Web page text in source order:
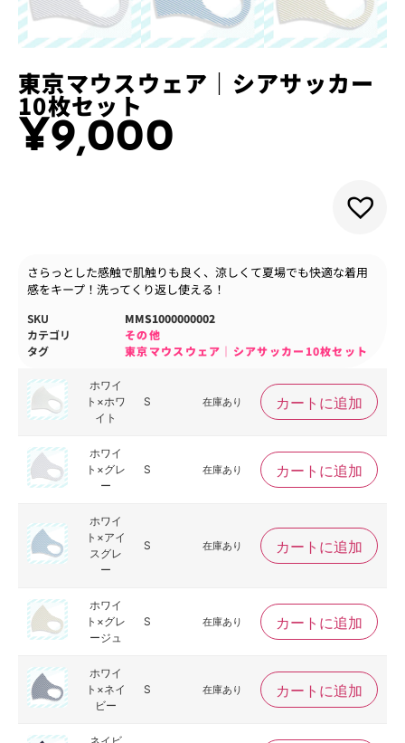
東京マウスウェア｜シアサッカー
10枚セット
¥9,000
さらっとした感触で肌触りも良く、涼しくて夏場でも快適な着用
感をキープ！洗ってくり返し使える！
SKU
MMS1000000002
カテゴリ
その他
タグ
東京マウスウェア｜シアサッカー10枚セット
ホワイ
ト×ホワ
イト
S 在庫あり カートに追加
ホワイ
ト×グレ
ー
S 在庫あり カートに追加
ホワイ
ト×アイ
スグレ
ー
S 在庫あり カートに追加
ホワイ
ト×グレ
ージュ
S 在庫あり カートに追加
ホワイ
ト×ネイ
ビー
S 在庫あり カートに追加